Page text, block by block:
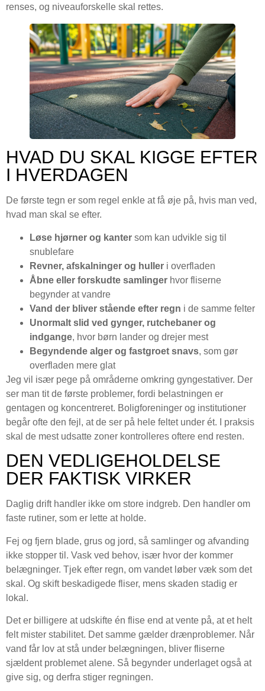
renses, og niveauforskelle skal rettes.
HVAD DU SKAL KIGGE EFTER
I HVERDAGEN
De første tegn er som regel enkle at få øje på, hvis man ved,
hvad man skal se efter.
Løse hjørner og kanter som kan udvikle sig til
snublefare
Revner, afskalninger og huller i overfladen
Åbne eller forskudte samlinger hvor fliserne
begynder at vandre
Vand der bliver stående efter regn i de samme felter
Unormalt slid ved gynger, rutchebaner og
indgange, hvor børn lander og drejer mest
Begyndende alger og fastgroet snavs, som gør
overfladen mere glat
Jeg vil især pege på områderne omkring gyngestativer. Der
ser man tit de første problemer, fordi belastningen er
gentagen og koncentreret. Boligforeninger og institutioner
begår ofte den fejl, at de ser på hele feltet under ét. I praksis
skal de mest udsatte zoner kontrolleres oftere end resten.
DEN VEDLIGEHOLDELSE
DER FAKTISK VIRKER
Daglig drift handler ikke om store indgreb. Den handler om
faste rutiner, som er lette at holde.
Fej og fjern blade, grus og jord, så samlinger og afvanding
ikke stopper til. Vask ved behov, især hvor der kommer
belægninger. Tjek efter regn, om vandet løber væk som det
skal. Og skift beskadigede fliser, mens skaden stadig er
lokal.
Det er billigere at udskifte én flise end at vente på, at et helt
felt mister stabilitet. Det samme gælder drænproblemer. Når
vand får lov at stå under belægningen, bliver fliserne
sjældent problemet alene. Så begynder underlaget også at
give sig, og derfra stiger regningen.